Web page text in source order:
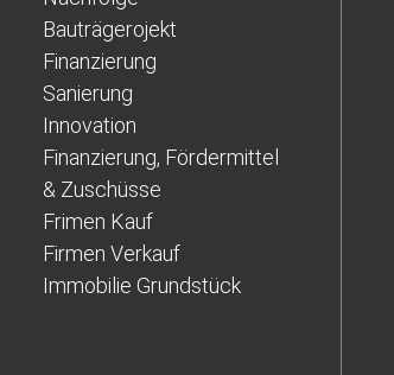
Bauträgerojekt
Finanzierung
Sanierung
Innovation
Finanzierung, Fördermittel
& Zuschüsse
Frimen Kauf
Firmen Verkauf
Immobilie Grundstück